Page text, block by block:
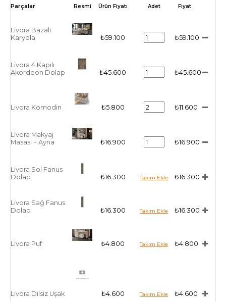
Resmi
Ürün Fiyatı Adet
Fiyat
Livora Bazalı
Karyola
₺59.100 ₺59.100
Livora 4 Kapılı
Akordeon Dolap
₺45.600 ₺45.600
Livora Komodin ₺5.800 ₺11.600
Livora Makyaj
Masası + Ayna
₺16.900 ₺16.900
Livora Sol Fanus
Dolap
₺16.300 ₺16.300
Livora Sağ Fanus
Dolap
₺16.300 ₺16.300
Livora Puf ₺4.800 ₺4.800
Livora Dilsiz Uşak ₺4.600 ₺4.600